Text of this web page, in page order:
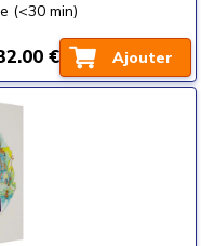
(<30 min)
Ajouter
€